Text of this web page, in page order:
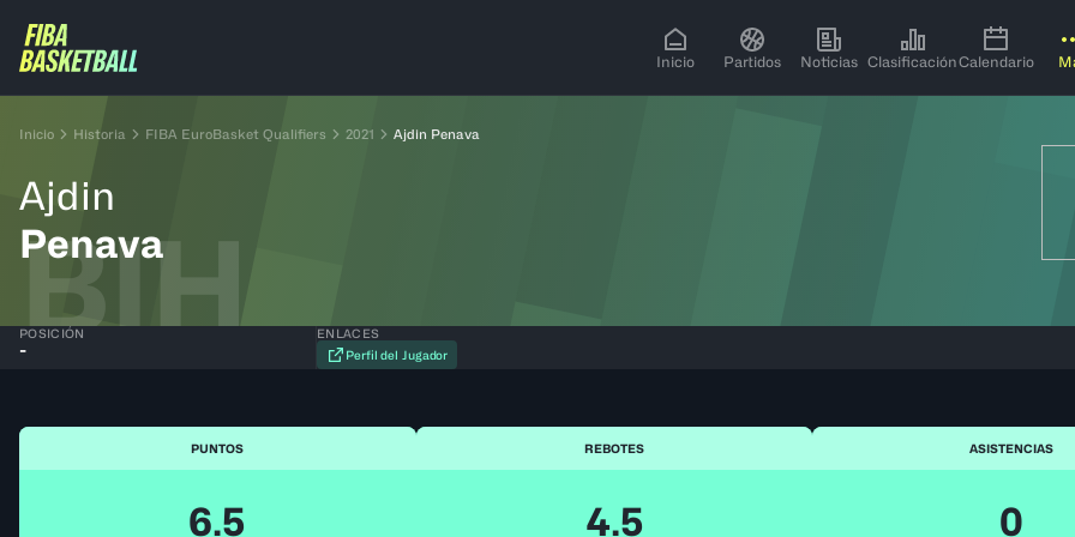
Inicio Partidos Noticias ClasificaciónCalendario
Inicio Historia FIBA EuroBasket Qualifiers 2021 Ajdin Penava
Ajdin
Penava
BIH
POSICIÓN
-
ENLACES
Perfil del Jugador
PUNTOS
6.5
REBOTES
4.5
ASISTENCIAS
0